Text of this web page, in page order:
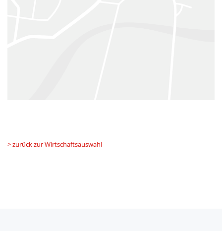
> zurück zur Wirtschaftsauswahl